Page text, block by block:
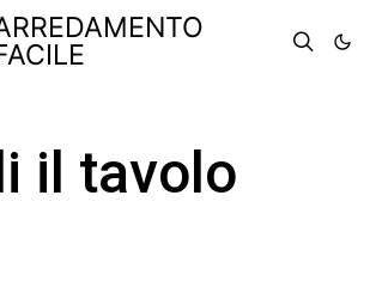
il tavolo